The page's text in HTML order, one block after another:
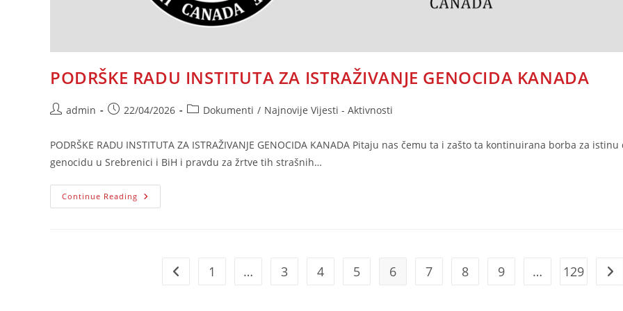
PODRŠKE RADU INSTITUTA ZA ISTRAŽIVANJE GENOCIDA KANADA
Postadmin
Post22/04/2026
PostDokumenti / Najnovije Vijesti - Aktivnosti
PODRŠKE RADU INSTITUTA ZA ISTRAŽIVANJE GENOCIDA KANADA Pitaju nas čemu ta i zašto ta kontinuirana borba za istinu
genocidu u Srebrenici i BiH i pravdu za žrtve tih strašnih…
Continue Reading PODRŠKE
RADU
Go to the previous page
1 … 3 4 5 6 7 8 9 … 129 Go